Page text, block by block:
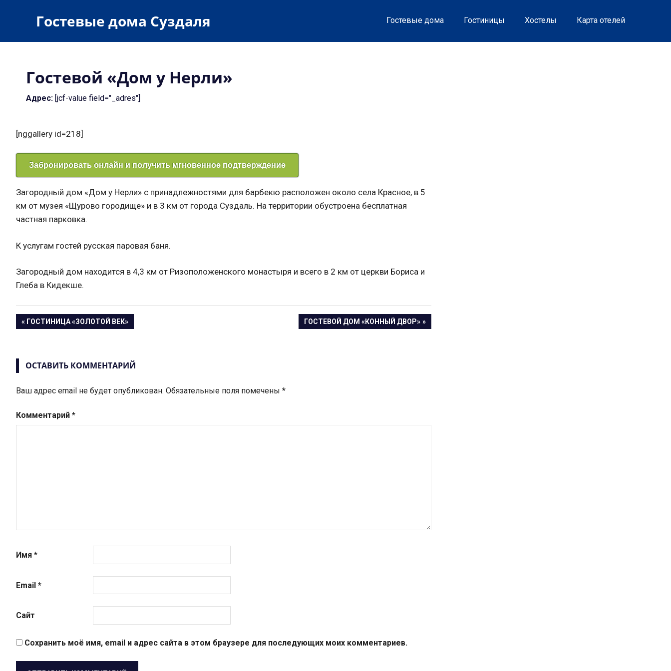
к
Гостевые дома Суздаля Гостевые дома Гостиницы Хостелы Карта отелей
Гостевой «Дом у Нерли»
Адрес: [jcf-value field="_adres"]
[nggallery id=218]
Забронировать онлайн и получить мгновенное подтверждение
Загородный дом «Дом у Нерли» с принадлежностями для барбекю расположен около села Красное, в 5
км от музея «Щурово городище» и в 3 км от города Суздаль. На территории обустроена бесплатная
частная парковка.
К услугам гостей русская паровая баня.
Загородный дом находится в 4,3 км от Ризоположенского монастыря и всего в 2 км от церкви Бориса и
Глеба в Кидекше.
Навигация
записям
ПРЕДЫДУЩАЯ
ГОСТИНИЦА «ЗОЛОТОЙ ВЕК»
СЛЕДУЮЩАЯ
ГОСТЕВОЙ ДОМ «КОННЫЙ ДВОР»
ОСТАВИТЬ КОММЕНТАРИЙ
Ваш адрес email не будет опубликован. Обязательные поля помечены *
Комментарий *
Имя *
Email *
Сайт
Сохранить моё имя, email и адрес сайта в этом браузере для последующих моих комментариев.